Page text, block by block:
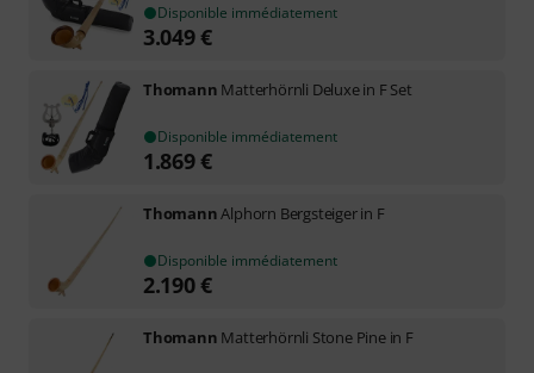
Disponible immédiatement
3.049€
Thomann Matterhörnli Deluxe in F Set
Disponible immédiatement
1.869€
ThomannAlphorn Bergsteiger in F
Disponible immédiatement
2.190€
Thomann Matterhörnli Stone Pine in F